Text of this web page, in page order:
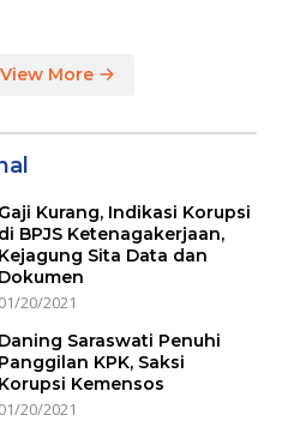
View More
Gaji Kurang, Indikasi Korupsi
di BPJS Ketenagakerjaan,
Kejagung Sita Data dan
Dokumen
01/20/2021
Daning Saraswati Penuhi
Panggilan KPK, Saksi
Korupsi Kemensos
01/20/2021